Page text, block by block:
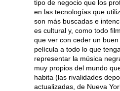
tipo de negocio que los
en las tecnologías que
son más buscadas e
es cultural y, como todo
que ver con ceder un
película a todo lo que
representar la música
muy propios del mundo
habita (las rivalidades
actualizadas, de Nueva